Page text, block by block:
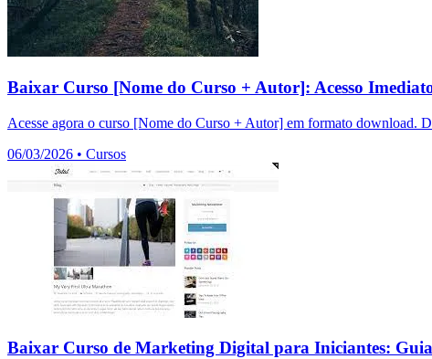
Baixar Curso [Nome do Curso + Autor]: Acesso
Acesse agora o curso [Nome do Curso + Autor] em formato download.
06/03/2026 • Cursos
Baixar Curso de Marketing Digital para Iniciantes: